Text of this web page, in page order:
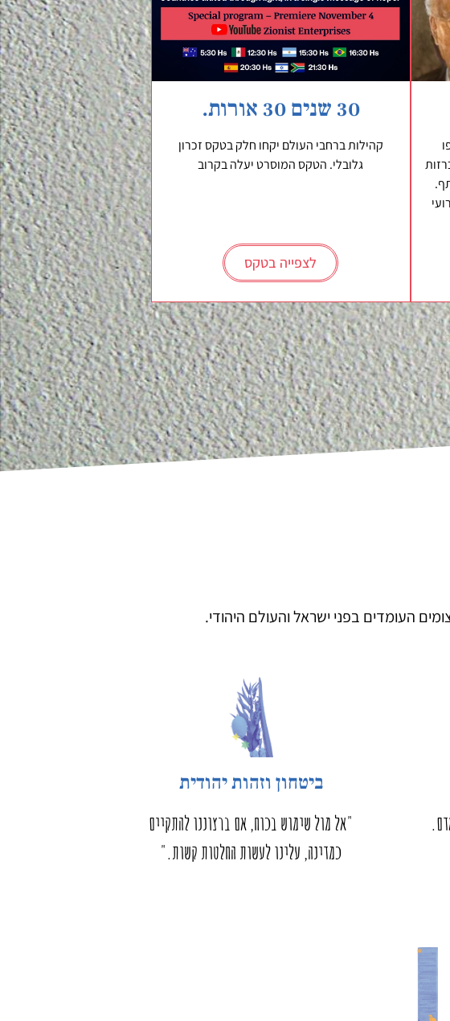
30 שנים 30 אורות.
קהילות ברחבי העולם יקחו חלק בטקס זכרון
גלובלי. הטקס המוסרט יעלה בקרוב
לצפייה בטקס
העומדים בפני ישראל והעולם היהודי.
ביטחון וזהות יהודית
"אל מול שימוש בכוח, אם ברצוננו להתקיים
כמדינה, עלינו לעשות החלטות קשות."